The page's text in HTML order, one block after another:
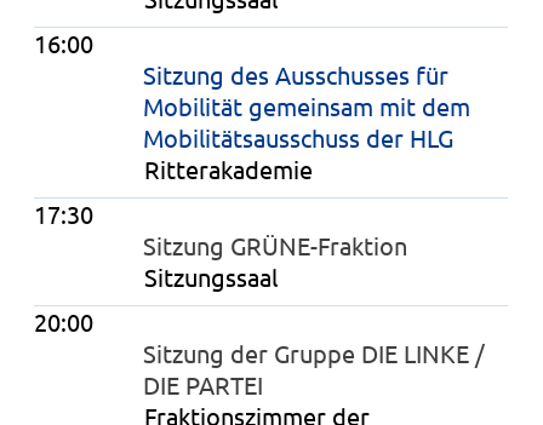
16:00
Sitzung des Ausschusses für
Mobilität gemeinsam mit dem
Mobilitätsausschuss der HLG
Ritterakademie
17:30
Sitzung GRÜNE-Fraktion
Sitzungssaal
20:00
Sitzung der Gruppe DIE LINKE /
DIE PARTEI
Fraktionszimmer der